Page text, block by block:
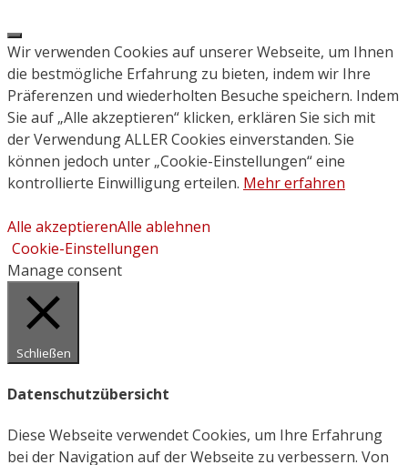
Close
Wir verwenden Cookies auf unserer Webseite, um Ihnen
die bestmögliche Erfahrung zu bieten, indem wir Ihre
Präferenzen und wiederholten Besuche speichern. Indem
Sie auf „Alle akzeptieren“ klicken, erklären Sie sich mit
der Verwendung ALLER Cookies einverstanden. Sie
können jedoch unter „Cookie-Einstellungen“ eine
kontrollierte Einwilligung erteilen. Mehr erfahren
Alle akzeptierenAlle ablehnen
Cookie-Einstellungen
Manage consent
Schließen
Datenschutzübersicht
Diese Webseite verwendet Cookies, um Ihre Erfahrung
bei der Navigation auf der Webseite zu verbessern. Von